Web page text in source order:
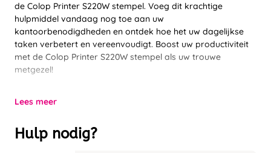
de Colop Printer S220W stempel. Voeg dit krachtige
hulpmiddel vandaag nog toe aan uw
kantoorbenodigdheden en ontdek hoe het uw dagelijkse
taken verbetert en vereenvoudigt. Boost uw productiviteit
met de Colop Printer S220W stempel als uw trouwe
metgezel!
Lees meer
Hulp nodig?